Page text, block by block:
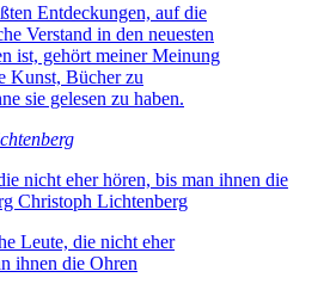
Entdeckungen, auf die
Verstand in den neuesten
ist, gehört meiner Meinung
Kunst, Bücher zu
sie gelesen zu haben.
Leute, die nicht eher
ihnen die Ohren